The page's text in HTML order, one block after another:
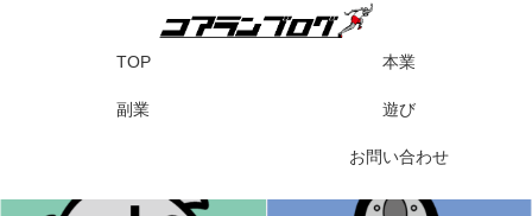
TOP 本業
副業 遊び
お問い合わせ